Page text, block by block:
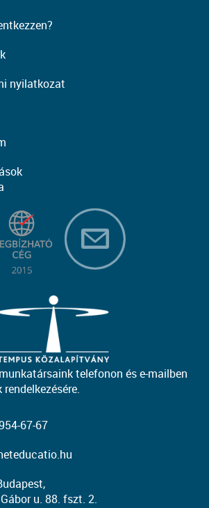
nyilatkozat
telefonon és e-mailben
67-67
u. 88. fszt. 2.